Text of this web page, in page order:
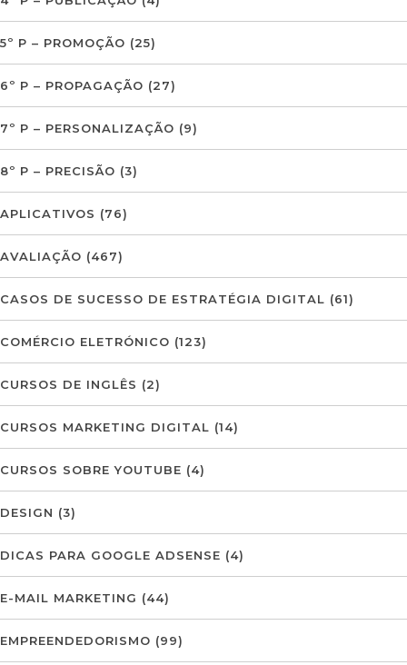
5º P – PROMOÇÃO (25)
6º P – PROPAGAÇÃO (27)
7º P – PERSONALIZAÇÃO (9)
8º P – PRECISÃO (3)
APLICATIVOS (76)
AVALIAÇÃO (467)
CASOS DE SUCESSO DE ESTRATÉGIA DIGITAL (61)
COMÉRCIO ELETRÓNICO (123)
CURSOS DE INGLÊS (2)
CURSOS MARKETING DIGITAL (14)
CURSOS SOBRE YOUTUBE (4)
DESIGN (3)
DICAS PARA GOOGLE ADSENSE (4)
E-MAIL MARKETING (44)
EMPREENDEDORISMO (99)